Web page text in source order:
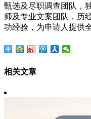
甄选及尽职调查团队，
师及专业文案团队，历
功经验，为申请人提供
相关文章